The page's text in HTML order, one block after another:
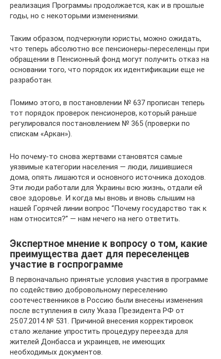
реализация Программы продолжается, как и в прошлые
годы, но с некоторыми изменениями.
Таким образом, подчеркнули юристы, можно ожидать,
что теперь абсолютно все пенсионеры-переселенцы при
обращении в Пенсионный фонд могут получить отказ на
основании того, что порядок их идентификации еще не
разработан.
Помимо этого, в постановлении № 637 прописан теперь
тот порядок проверок пенсионеров, который раньше
регулировался постановлением № 365 (проверки по
спискам «Аркан»).
Но почему-то снова жертвами становятся самые
уязвимые категории населения — люди, лишившиеся
дома, опять лишаются и основного источника доходов.
Эти люди работали для Украины всю жизнь, отдали ей
свое здоровье. И когда мы вновь и вновь слышим на
нашей Горячей линии вопрос “Почему государство так к
нам относится?” — нам нечего на него ответить.
Экспертное мнение к вопросу о том, какие
преимущества дает для переселенцев
участие в госпрограмме
В первоначально принятые условия участия в программе
по содействию добровольному переселению
соотечественников в Россию были внесены изменения
после вступления в силу Указа Президента РФ от
25.07.2014 № 531. Причиной внесения корректировок
стало желание упростить процедуру переезда для
жителей Донбасса и украинцев, не имеющих
необходимых документов.